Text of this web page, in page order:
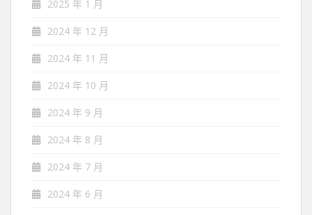
2025 年 1 月
2024 年 12 月
2024 年 11 月
2024 年 10 月
2024 年 9 月
2024 年 8 月
2024 年 7 月
2024 年 6 月